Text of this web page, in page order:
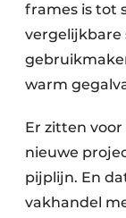
frames is tot
vergelijkbare
warm
Er zitten
nieuwe
pijplijn. En
vakhandel